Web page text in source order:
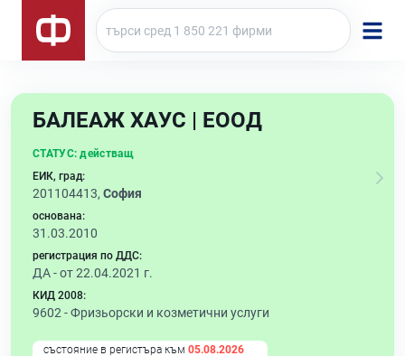
БАЛЕАЖ ХАУС | ЕООД
СТАТУС: действащ
ЕИК, град:
201104413, София
основана:
31.03.2010
регистрация по ДДС:
ДА - от 22.04.2021 г.
КИД 2008:
9602 -Фризьорски и козметични услуги
състояние в регистъра към 05.08.2026